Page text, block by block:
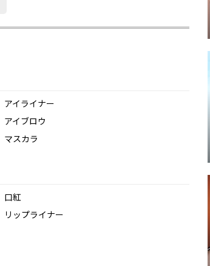
アイライナー
アイブロウ
マスカラ
口紅
リップライナー